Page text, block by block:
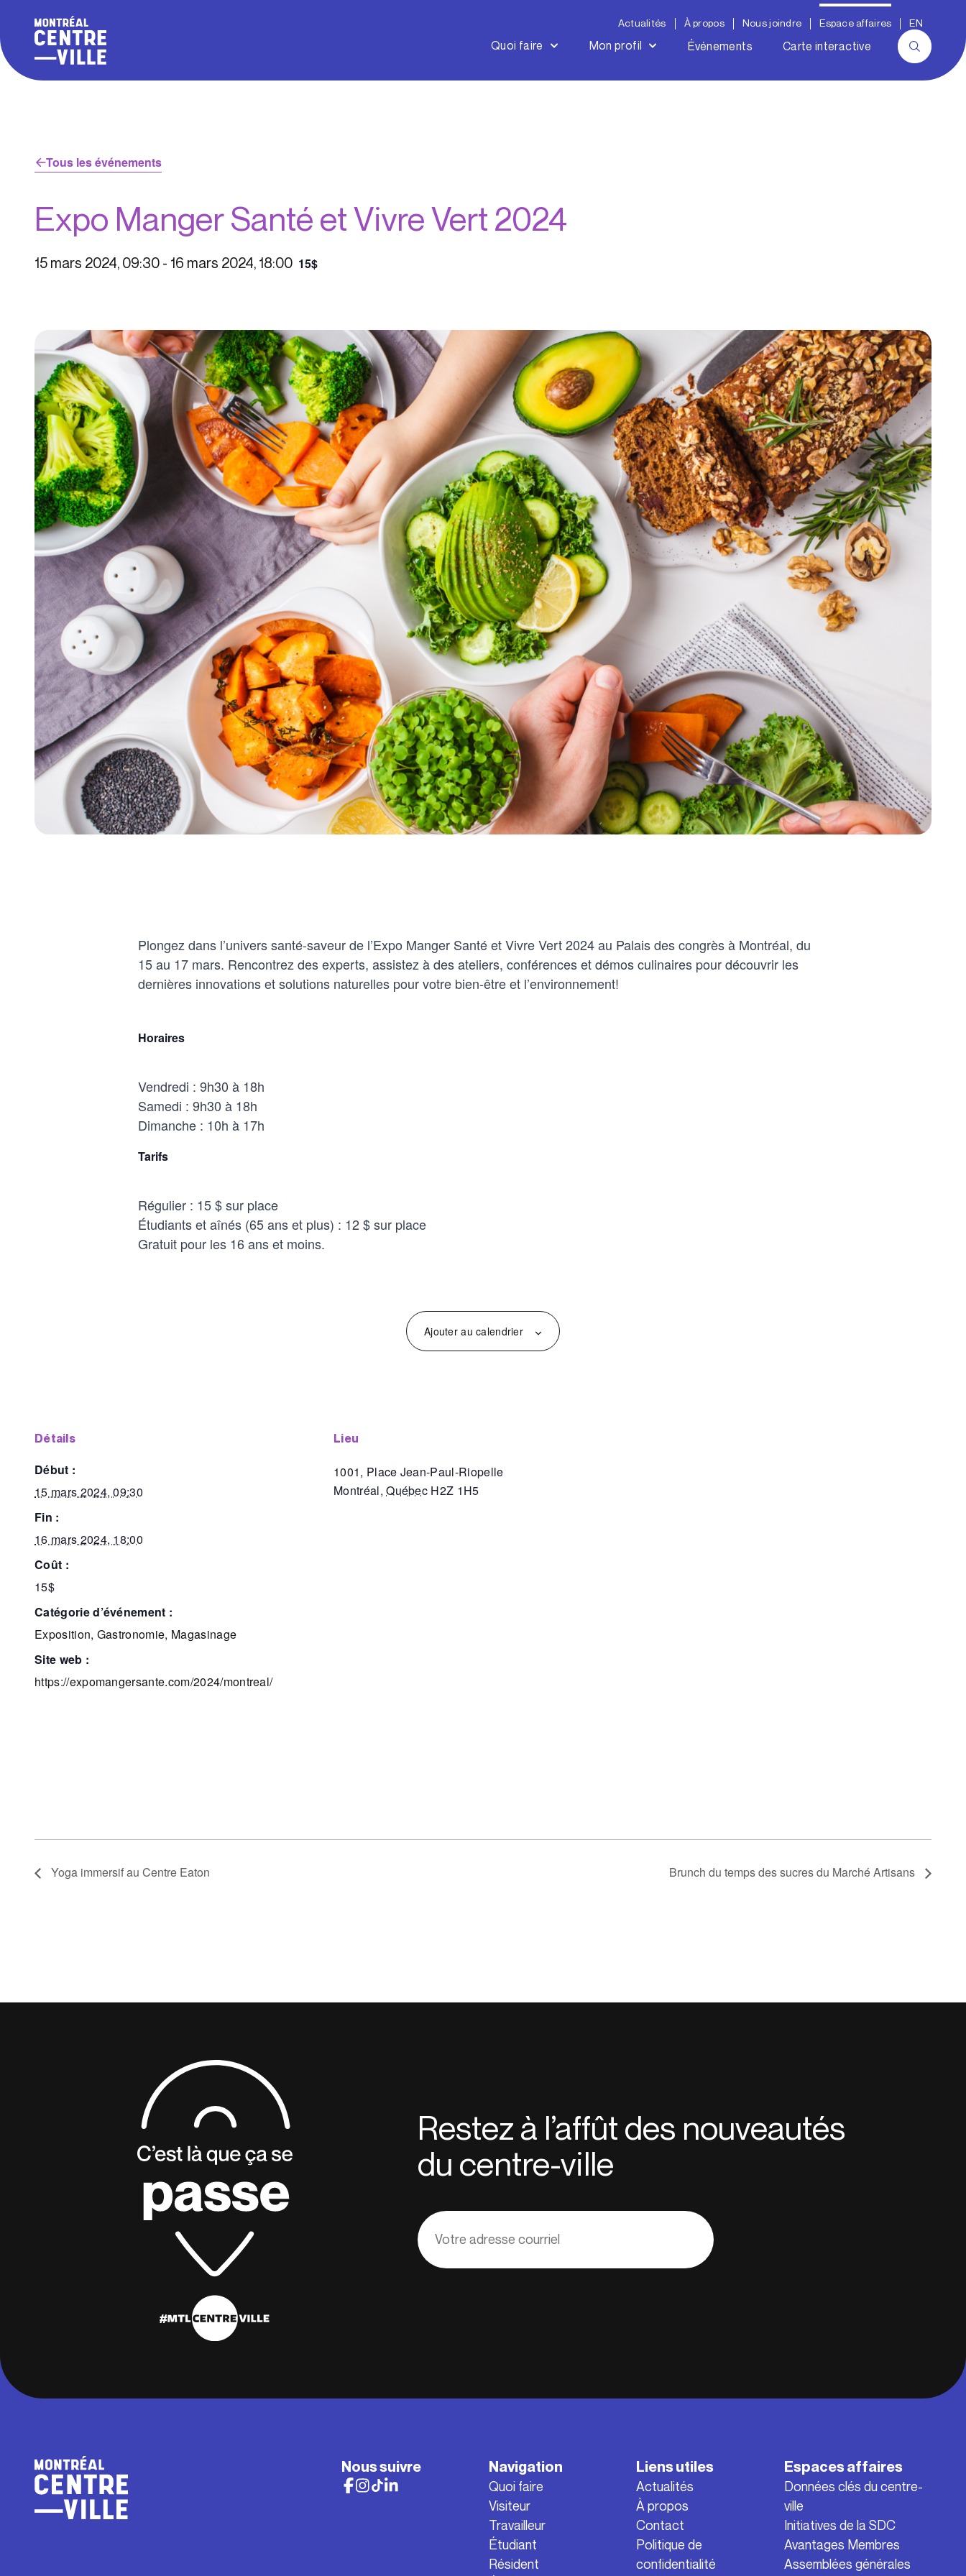
Actualités À propos Nous joindre Espace affaires EN
Quoi faire Mon profil Événements Carte interactive
Tous les événements
Expo Manger Santé et Vivre Vert 2024
15 mars 2024, 09:30 - 16 mars 2024, 18:00 15$
Plongez dans l’univers santé-saveur de l’Expo Manger Santé et Vivre Vert 2024 au Palais des congrès à Montréal, du
15 au 17 mars. Rencontrez des experts, assistez à des ateliers, conférences et démos culinaires pour découvrir les
dernières innovations et solutions naturelles pour votre bien-être et l’environnement!
Horaires
Vendredi : 9h30 à 18h
Samedi : 9h30 à 18h
Dimanche : 10h à 17h
Tarifs
Régulier : 15 $ sur place
Étudiants et aînés (65 ans et plus) : 12 $ sur place
Gratuit pour les 16 ans et moins.
Ajouter au calendrier
détails
début :
15 mars 2024, 09:30
fin :
16 mars 2024, 18:00
coût :
15$
catégorie d’événement :
Exposition, Gastronomie, Magasinage
site web :
https://expomangersante.com/2024/montreal/
lieu
1001, Place Jean-Paul-Riopelle
Montréal, Québec H2Z 1H5
Yoga immersif au Centre Eaton Brunch du temps des sucres du Marché Artisans
Restez à l’affût des nouveautés
du centre-ville
Adresse
courriel
Nous suivre Navigation
Quoi faire
Visiteur
Travailleur
Étudiant
Résident
Liens utiles
Actualités
À propos
Contact
Politique de
confidentialité
Espaces affaires
Données clés du centre-
ville
Initiatives de la SDC
Avantages Membres
Assemblées générales